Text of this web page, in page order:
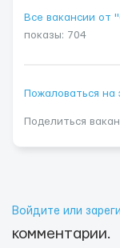
Все вакансии
показы: 704
Пожаловаться на
Поделиться
Войдите или
комментарии.